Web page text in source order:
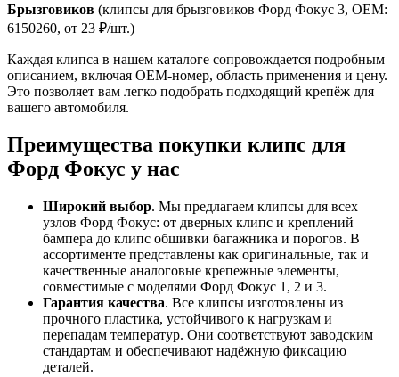
Брызговиков (клипсы для брызговиков Форд Фокус 3, OEM:
6150260, от 23 ₽/шт.)
Каждая клипса в нашем каталоге сопровождается подробным
описанием, включая OEM-номер, область применения и цену.
Это позволяет вам легко подобрать подходящий крепёж для
вашего автомобиля.
Преимущества покупки клипс для
Форд Фокус у нас
Широкий выбор. Мы предлагаем клипсы для всех
узлов Форд Фокус: от дверных клипс и креплений
бампера до клипс обшивки багажника и порогов. В
ассортименте представлены как оригинальные, так и
качественные аналоговые крепежные элементы,
совместимые с моделями Форд Фокус 1, 2 и 3.
Гарантия качества. Все клипсы изготовлены из
прочного пластика, устойчивого к нагрузкам и
перепадам температур. Они соответствуют заводским
стандартам и обеспечивают надёжную фиксацию
деталей.